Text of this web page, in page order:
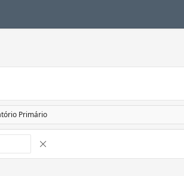
Remover Interrupção de Controle